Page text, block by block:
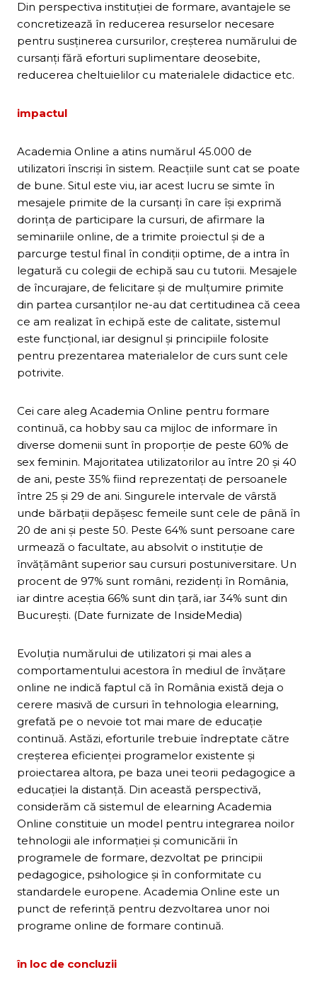
Din perspectiva instituţiei de formare, avantajele se
concretizează în reducerea resurselor necesare
pentru susţinerea cursurilor, creşterea numărului de
cursanţi fără eforturi suplimentare deosebite,
reducerea cheltuielilor cu materialele didactice etc.
impactul
Academia Online a atins numărul 45.000 de
utilizatori înscrişi în sistem. Reacţiile sunt cat se poate
de bune. Situl este viu, iar acest lucru se simte în
mesajele primite de la cursanţi în care îşi exprimă
dorinţa de participare la cursuri, de afirmare la
seminariile online, de a trimite proiectul şi de a
parcurge testul final în condiţii optime, de a intra în
legatură cu colegii de echipă sau cu tutorii. Mesajele
de încurajare, de felicitare şi de mulţumire primite
din partea cursanţilor ne-au dat certitudinea că ceea
ce am realizat în echipă este de calitate, sistemul
este funcţional, iar designul şi principiile folosite
pentru prezentarea materialelor de curs sunt cele
potrivite.
Cei care aleg Academia Online pentru formare
continuă, ca hobby sau ca mijloc de informare în
diverse domenii sunt în proporţie de peste 60% de
sex feminin. Majoritatea utilizatorilor au între 20 şi 40
de ani, peste 35% fiind reprezentaţi de persoanele
între 25 şi 29 de ani. Singurele intervale de vârstă
unde bărbaţii depăşesc femeile sunt cele de până în
20 de ani şi peste 50. Peste 64% sunt persoane care
urmează o facultate, au absolvit o instituţie de
învăţământ superior sau cursuri postuniversitare. Un
procent de 97% sunt români, rezidenţi în România,
iar dintre aceştia 66% sunt din ţară, iar 34% sunt din
Bucureşti. (Date furnizate de InsideMedia)
Evoluţia numărului de utilizatori şi mai ales a
comportamentului acestora în mediul de învăţare
online ne indică faptul că în România există deja o
cerere masivă de cursuri în tehnologia elearning,
grefată pe o nevoie tot mai mare de educaţie
continuă. Astăzi, eforturile trebuie îndreptate către
creşterea eficienţei programelor existente şi
proiectarea altora, pe baza unei teorii pedagogice a
educaţiei la distanţă. Din această perspectivă,
considerăm că sistemul de elearning Academia
Online constituie un model pentru integrarea noilor
tehnologii ale informaţiei şi comunicării în
programele de formare, dezvoltat pe principii
pedagogice, psihologice şi în conformitate cu
standardele europene. Academia Online este un
punct de referinţă pentru dezvoltarea unor noi
programe online de formare continuă.
în loc de concluzii